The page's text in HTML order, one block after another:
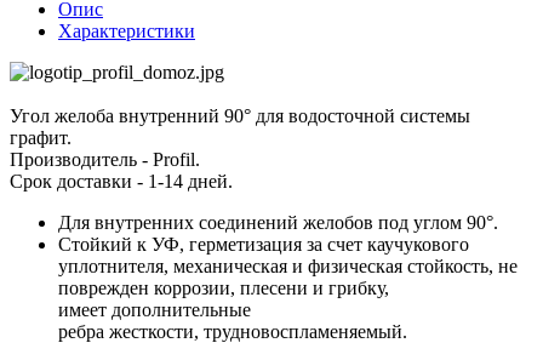
Опис
Характеристики
Угол желоба внутренний 90° для водосточной системы
графит.
Производитель - Profil.
Срок доставки - 1-14 дней.
Для внутренних соединений желобов под углом 90°.
Стойкий к УФ, герметизация за счет каучукового
уплотнителя, механическая и физическая стойкость, не
поврежден коррозии, плесени и грибку,
имеет дополнительные
ребра жесткости, трудновоспламеняемый.